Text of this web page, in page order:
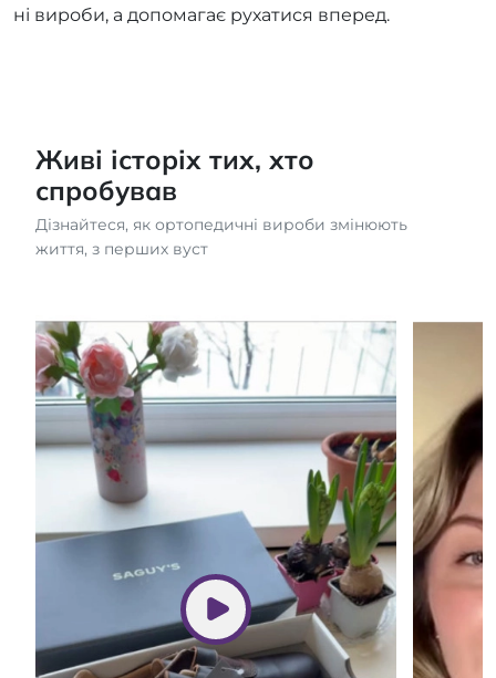
ні вироби, а допомагає рухатися вперед.
Живі історіх тих, хто
спробував
Дізнайтеся, як ортопедичні вироби змінюють
життя, з перших вуст